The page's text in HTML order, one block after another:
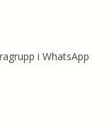
i WhatsApp